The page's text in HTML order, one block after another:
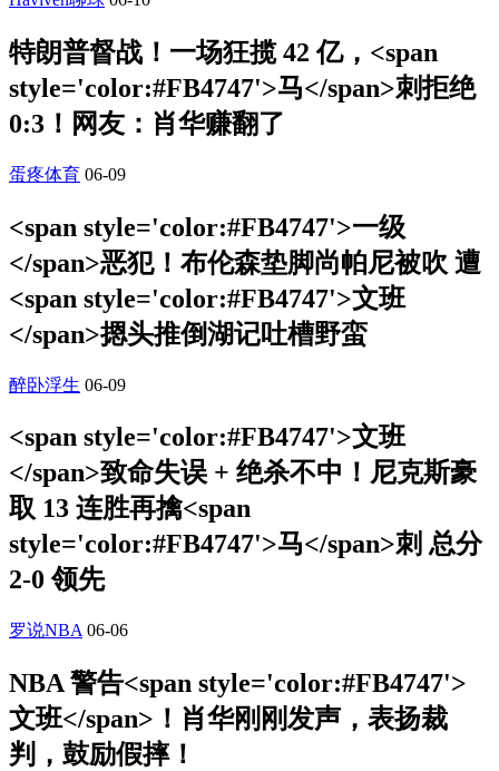
特朗普督战！一场狂揽 42 亿，<span
style='color:#FB4747'>马</span>刺拒绝
0:3！网友：肖华赚翻了
蛋疼体育 06-09
<span style='color:#FB4747'>一级
</span>恶犯！布伦森垫脚尚帕尼被吹 遭
<span style='color:#FB4747'>文班
</span>摁头推倒湖记吐槽野蛮
醉卧浮生 06-09
<span style='color:#FB4747'>文班
</span>致命失误 + 绝杀不中！尼克斯豪
取 13 连胜再擒<span
style='color:#FB4747'>马</span>刺 总分
2-0 领先
罗说NBA 06-06
NBA 警告<span style='color:#FB4747'>
文班</span>！肖华刚刚发声，表扬裁
判，鼓励假摔！